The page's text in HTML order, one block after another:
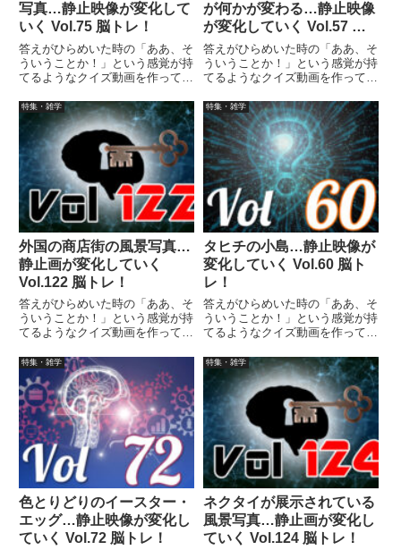
写真…静止映像が変化して
いく Vol.75 脳トレ！
答えがひらめいた時の「ああ、そ
ういうことか！」という感覚が持
てるようなクイズ動画を作ってみ
画に答えはありませんので、最後
まで繰り返し見られます。
が何かが変わる…静止映像
が変化していく Vol.57 脳
トレ！
答えがひらめいた時の「ああ、そ
ういうことか！」という感覚が持
てるようなクイズ動画を作ってみ
画に答えはありませんので、最後
まで繰り返し見られます。
特集・雑学
外国の商店街の風景写真…
静止画が変化していく
Vol.122 脳トレ！
答えがひらめいた時の「ああ、そ
ういうことか！」という感覚が持
てるようなクイズ動画を作ってみ
画に答えはありませんので、最後
まで繰り返し見られます。
特集・雑学
タヒチの小島…静止映像が
変化していく Vol.60 脳ト
レ！
答えがひらめいた時の「ああ、そ
ういうことか！」という感覚が持
てるようなクイズ動画を作ってみ
画に答えはありませんので、最後
まで繰り返し見られます。
特集・雑学
色とりどりのイースター・
エッグ…静止映像が変化し
ていく Vol.72 脳トレ！
特集・雑学
ネクタイが展示されている
風景写真…静止画が変化し
ていく Vol.124 脳トレ！